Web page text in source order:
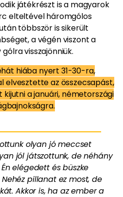
játékrészt is a magyarok
elteltével háromgólos
többször is sikerült
a végén viszont a
visszajönniük.
hiába nyert 31-30-ra,
elvesztette az összecsapást,
a januári, németországi
olyan jó meccset
jól játszottunk, de néhány
elégedett és büszke
pillanat ez most, de
Akkor is, ha az ember a